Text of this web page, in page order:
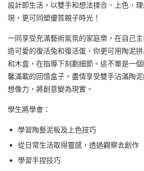
設計即生活，以雙手和想法揉合、上色，
現，更可同塑優質親子時光！
一同享受充滿藝術氣氛的家庭樂，在自己
造可愛的復活兔和復活蛋，你更可用陶泥
和木盒，在指導下刻劃細節。這不單是一
馨滿載的回憶盒子。盡情享受雙手沾滿陶
想像力，將創意變為現實。
學生將學會：
學習陶藝泥板及上色技巧
從日常生活取得靈感，透過觀察去創作
學習手捏技巧